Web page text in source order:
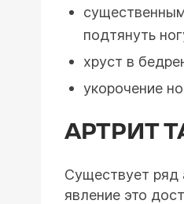
подтянуть
хруст в
укорочение
АРТРИТ
Существует ряд
явление это